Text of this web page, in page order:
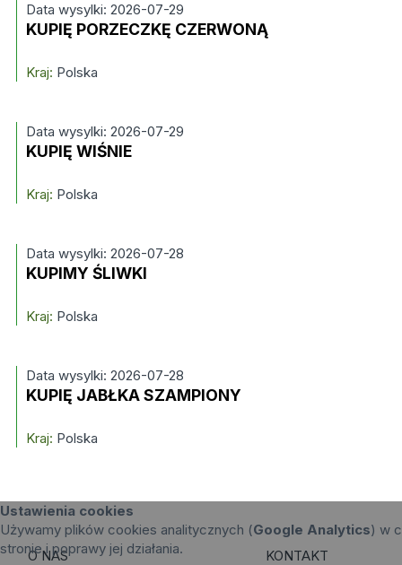
Data wysylki: 2026-07-29
KUPIĘ PORZECZKĘ CZERWONĄ
Kraj: Polska
Data wysylki: 2026-07-29
KUPIĘ WIŚNIE
Kraj: Polska
Data wysylki: 2026-07-28
KUPIMY ŚLIWKI
Kraj: Polska
Data wysylki: 2026-07-28
KUPIĘ JABŁKA SZAMPIONY
Kraj: Polska
Ustawienia cookies
Używamy plików cookies analitycznych (Google Analytics) w
stronie i poprawy jej działania.
O NAS
KONTAKT